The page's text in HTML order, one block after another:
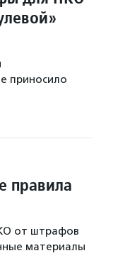
приносило
правила
от штрафов
материалы